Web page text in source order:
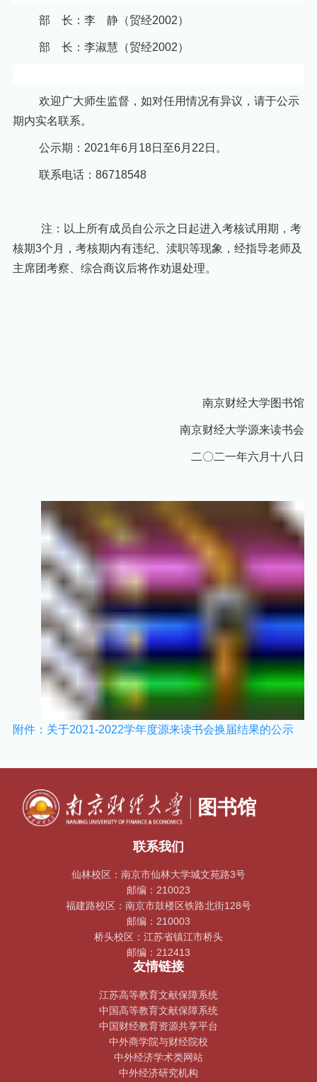
部 长：李 静（贸经2002）
部 长：李淑慧（贸经2002）
欢迎广大师生监督，如对任用情况有异议，请于公示
期内实名联系。
公示期： 2021年6月18日至6月22日。
联系电话：86718548
注：以上所有成员自公示之日起进入考核试用期，考
核期3个月，考核期内有违纪、渎职等现象，经指导老师及
主席团考察、综合商议后将作劝退处理。
南京财经大学图书馆
南京财经大学源来读书会
二〇二一年六月十八日
附件：关于2021-2022学年度源来读书会换届结果的公示
联系我们
仙林校区：南京市仙林大学城文苑路3号
邮编：210023
福建路校区：南京市鼓楼区铁路北街128号
邮编：210003
桥头校区：江苏省镇江市桥头
邮编：212413
友情链接
江苏高等教育文献保障系统
中国高等教育文献保障系统
中国财经教育资源共享平台
中外商学院与财经院校
中外经济学术类网站
中外经济研究机构